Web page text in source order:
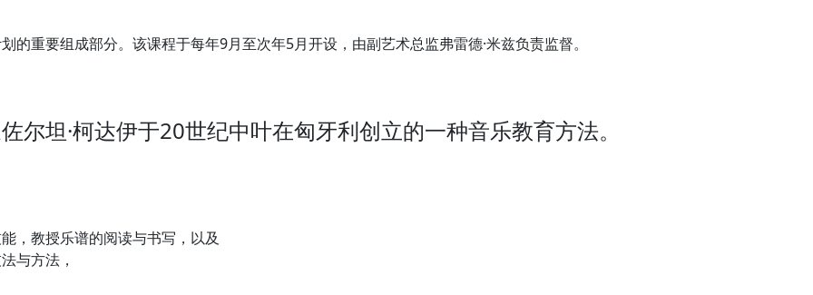
的重要组成部分。该课程于每年9月至次年5月开设，由副艺术总监弗雷德·米兹负责监督。
尔坦·柯达伊于20世纪中叶在匈牙利创立的一种音乐教育方法。
，教授乐谱的阅读与书写，以及
与方法，